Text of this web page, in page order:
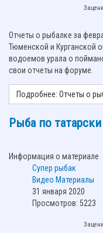
Отчеты о рыбалке за
Тюменской и Курганской
водоемов урала о
свои отчеты на форуме.
Подробнее: Отчеты о
Рыба по татарски
Информация о материале
Супер рыбак
Видео Материалы
31 января 2020
Просмотров: 5223